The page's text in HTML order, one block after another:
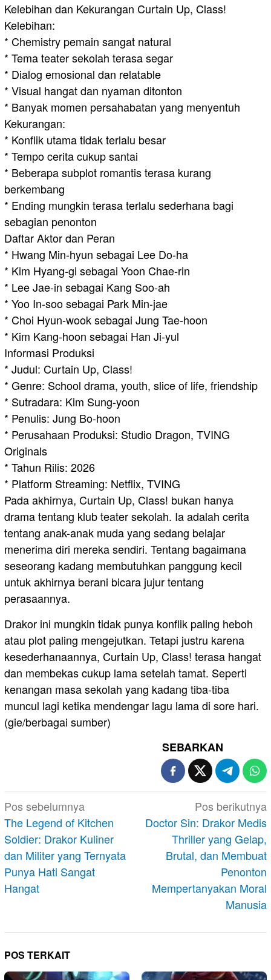
Kelebihan dan Kekurangan Curtain Up, Class!
Kelebihan:
* Chemistry pemain sangat natural
* Tema teater sekolah terasa segar
* Dialog emosional dan relatable
* Visual hangat dan nyaman ditonton
* Banyak momen persahabatan yang menyentuh
Kekurangan:
* Konflik utama tidak terlalu besar
* Tempo cerita cukup santai
* Beberapa subplot romantis terasa kurang
berkembang
* Ending mungkin terasa terlalu sederhana bagi
sebagian penonton
Daftar Aktor dan Peran
* Hwang Min-hyun sebagai Lee Do-ha
* Kim Hyang-gi sebagai Yoon Chae-rin
* Lee Jae-in sebagai Kang Soo-ah
* Yoo In-soo sebagai Park Min-jae
* Choi Hyun-wook sebagai Jung Tae-hoon
* Kim Kang-hoon sebagai Han Ji-yul
Informasi Produksi
* Judul: Curtain Up, Class!
* Genre: School drama, youth, slice of life, friendship
* Sutradara: Kim Sung-yoon
* Penulis: Jung Bo-hoon
* Perusahaan Produksi: Studio Dragon, TVING
Originals
* Tahun Rilis: 2026
* Platform Streaming: Netflix, TVING
Pada akhirnya, Curtain Up, Class! bukan hanya
drama tentang klub teater sekolah. Ia adalah cerita
tentang anak-anak muda yang sedang belajar
menerima diri mereka sendiri. Tentang bagaimana
seseorang kadang membutuhkan panggung kecil
untuk akhirnya berani bicara jujur tentang
perasaannya.
Drakor ini mungkin tidak punya konflik paling heboh
atau plot paling mengejutkan. Tetapi justru karena
kesederhanaannya, Curtain Up, Class! terasa hangat
dan membekas cukup lama setelah tamat. Seperti
kenangan masa sekolah yang kadang tiba-tiba
muncul lagi ketika mendengar lagu lama di sore hari.
(gie/berbagai sumber)
SEBARKAN
Navigasi
pos
Pos sebelumnya
The Legend of Kitchen
Soldier: Drakor Kuliner
dan Militer yang Ternyata
Punya Hati Sangat
Hangat
Pos berikutnya
Doctor Sin: Drakor Medis
Thriller yang Gelap,
Brutal, dan Membuat
Penonton
Mempertanyakan Moral
Manusia
POS TERKAIT